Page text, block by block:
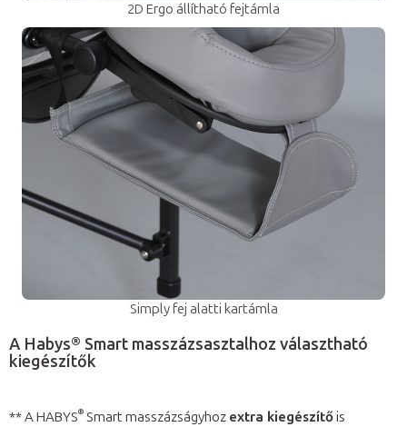
2D Ergo állítható fejtámla
Simply fej alatti kartámla
A Habys® Smart masszázsasztalhoz választható
kiegészítők
** A HABYS® Smart masszázságyhoz extra kiegészítőis